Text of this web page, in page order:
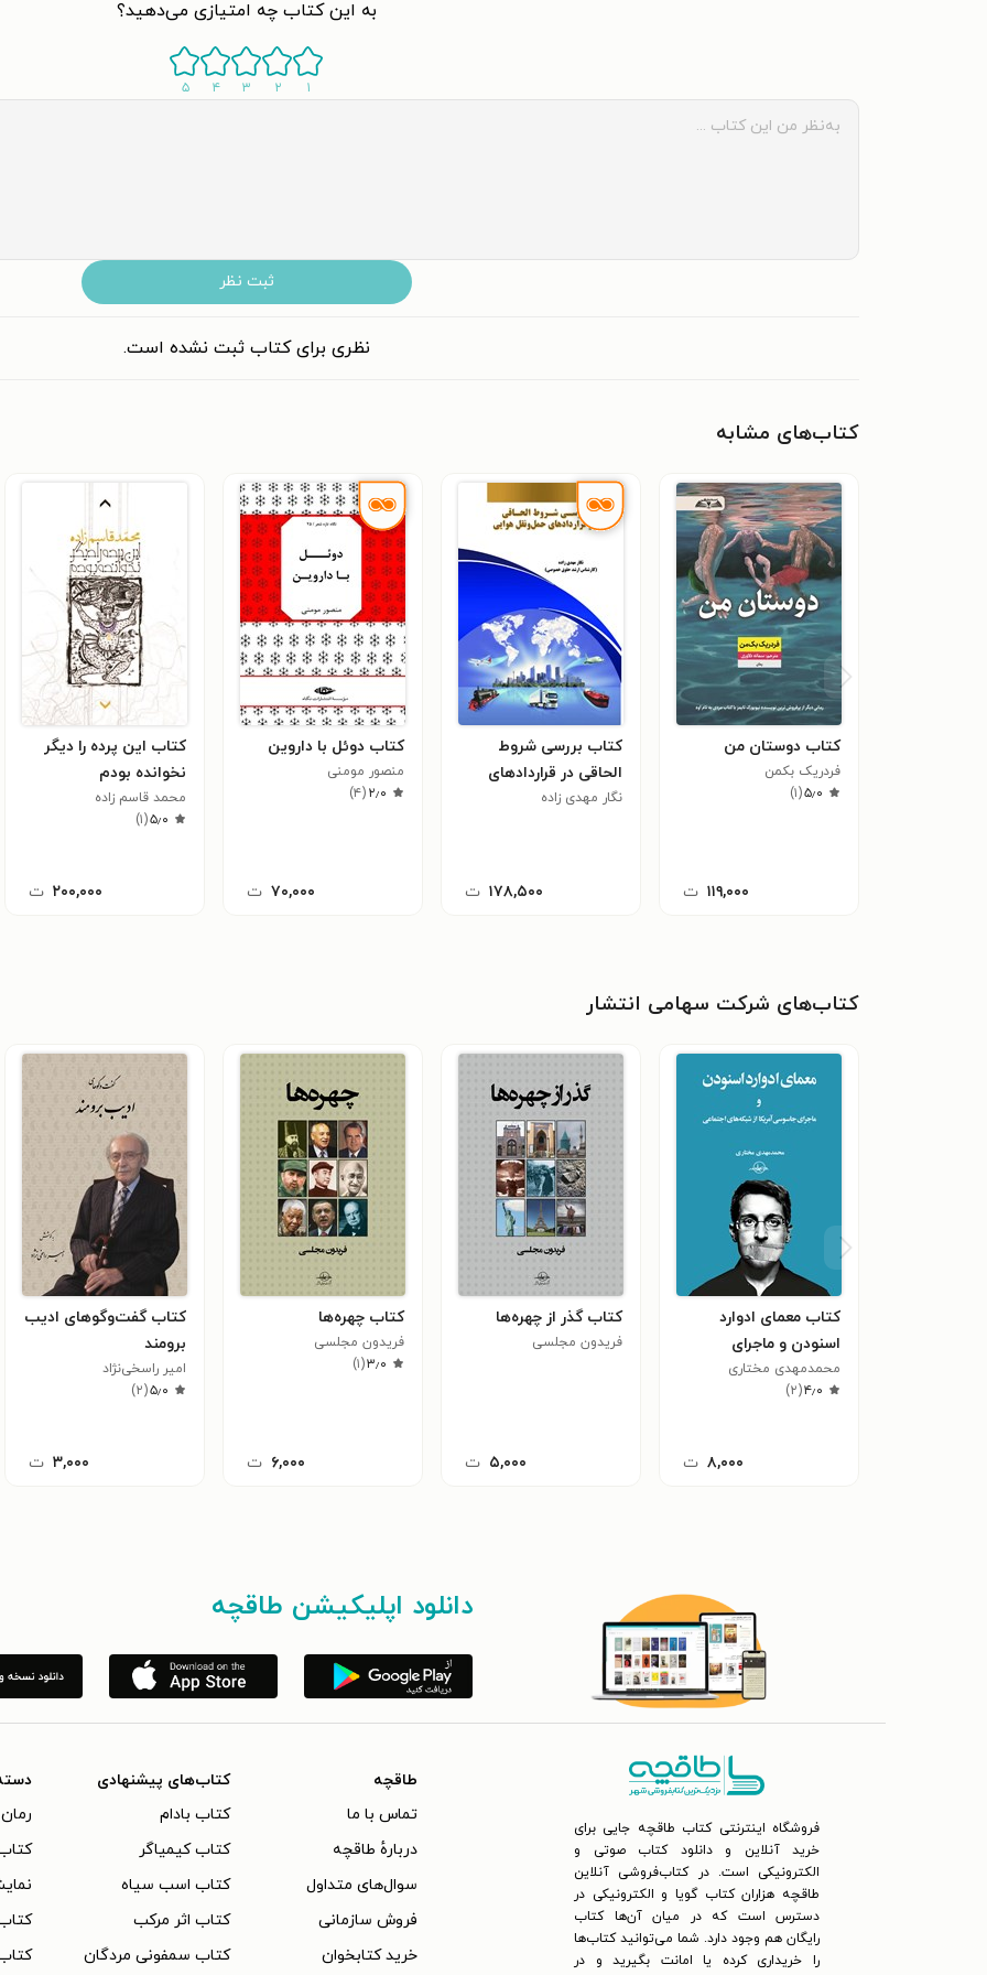
به این کتاب چه امتیازی می‌دهید؟
۱ ۲ ۳ ۴ ۵
ثبت نظر
نظری برای کتاب ثبت نشده است.
کتاب‌های مشابه
کتاب دوستان من
فردریک بکمن
۵٫۰(۱)
۱۱۹,۰۰۰ ت
کتاب بررسی شروط
الحاقی در قراردادهای
حمل و نقل هوایی
نگار مهدی زاده
۱۷۸,۵۰۰ ت
کتاب دوئل با داروین
منصور مومنی
۲٫۰(۴)
۷۰,۰۰۰ ت
کتاب این پرده را دیگر
نخوانده بودم
محمد قاسم زاده
۵٫۰(۱)
۲۰۰,۰۰۰ ت
کتاب‌های شرکت سهامی انتشار
کتاب معمای ادوارد
اسنودن و ماجرای
جاسوسی آمریکا از
شبکه‌های اجتماعی
محمدمهدی مختاری
۴٫۰(۲)
۸,۰۰۰ ت
کتاب گذر از چهره‌ها
فریدون مجلسی
۵,۰۰۰ ت
کتاب چهره‌ها
فریدون مجلسی
۳٫۰(۱)
۶,۰۰۰ ت
کتاب گفت‌و‌گوهای ادیب
برومند
امیر راسخی‌نژاد
۵٫۰(۲)
۳,۰۰۰ ت
دانلود اپلیکیشن طاقچه
فروشگاه اینترنتی کتاب طاقچه جایی برای
خرید آنلاین و دانلود کتاب صوتی و
الکترونیکی است. در کتاب‌فروشی آنلاین
طاقچه هزاران کتاب گویا و الکترونیکی در
دسترس است که در میان آن‌ها کتاب
رایگان هم وجود دارد. شما می‌توانید کتاب‌ها
را خریداری کرده یا امانت بگیرید و در
طاقچه
تماس با ما
دربارهٔ طاقچه
سوال‌های متداول
فروش سازمانی
خرید کتابخوان
کتاب‌های پیشنهادی
کتاب بادام
کتاب کیمیاگر
کتاب اسب سیاه
کتاب اثر مرکب
کتاب سمفونی مردگان